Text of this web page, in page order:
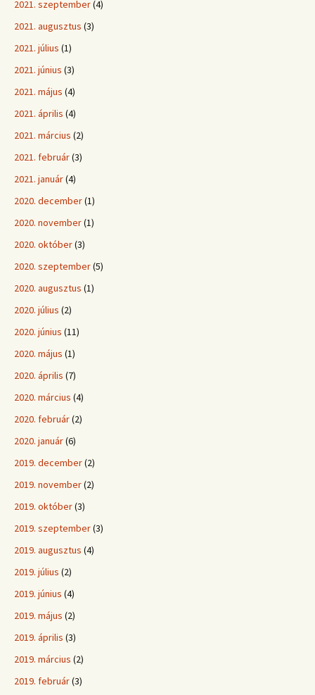
2021. szeptember(4)
2021. augusztus (3)
2021. július (1)
2021. június (3)
2021. május (4)
2021. április (4)
2021. március (2)
2021. február(3)
2021. január(4)
2020. december(1)
2020. november(1)
2020. október(3)
2020. szeptember(5)
2020. augusztus (1)
2020. július (2)
2020. június (11)
2020. május (1)
2020. április (7)
2020. március (4)
2020. február(2)
2020. január(6)
2019. december(2)
2019. november(2)
2019. október(3)
2019. szeptember(3)
2019. augusztus (4)
2019. július (2)
2019. június (4)
2019. május (2)
2019. április (3)
2019. március (2)
2019. február(3)